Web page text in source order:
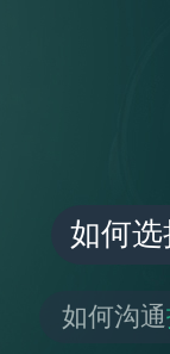
如何选
如何沟通